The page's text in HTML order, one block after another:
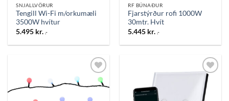
SNJALLVÖRUR
Tengill Wi-Fi m/orkumæli
3500W hvítur
5.495 kr. .-
RF BÚNAÐUR
Fjarstýrður rofi 1000W
30mtr. Hvít
5.445 kr. .-
Bæta
við á
Bæta
við á
óskalista